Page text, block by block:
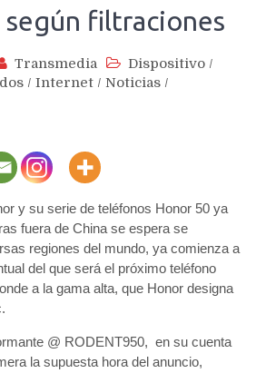
filtraciones
Transmedia Dispositivo /
/ Internet / Noticias /
y su serie de teléfonos Honor 50 ya
fuera de China se espera se
regiones del mundo, ya comienza a
del que será el próximo teléfono
a la gama alta, que Honor designa
@ RODENT950, en su cuenta
la supuesta hora del anuncio,